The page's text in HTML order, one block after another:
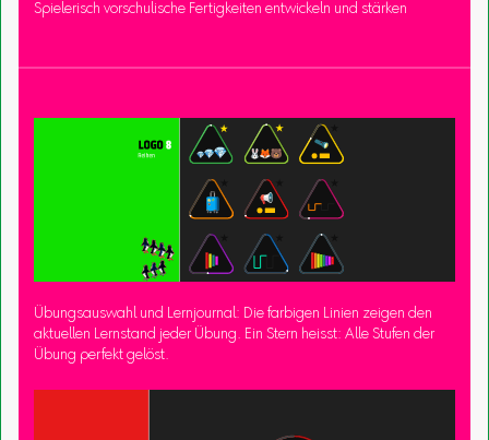
Spielerisch vorschulische Fertigkeiten entwickeln und stärken
Übungsauswahl und Lernjournal: Die farbigen Linien zeigen den
aktuellen Lernstand jeder Übung. Ein Stern heisst: Alle Stufen der
Übung perfekt gelöst.